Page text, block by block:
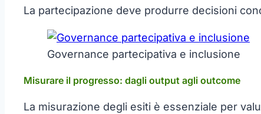
La partecipazione deve produrre decisioni
Governance partecipativa e inclusione
Misurare il progresso: dagli output agli outcome
La misurazione degli esiti è essenziale per